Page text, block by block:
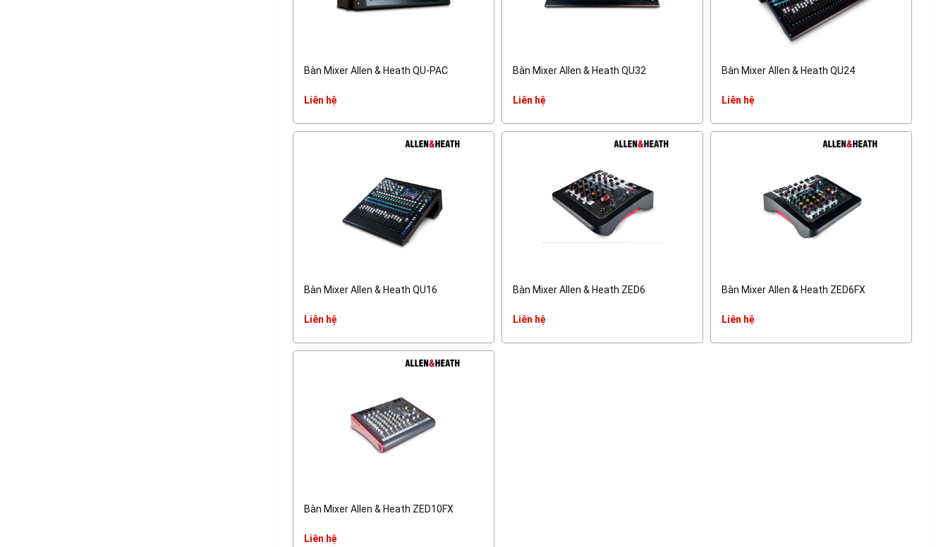
Bàn Mixer Allen & Heath QU-PAC
Liên hệ
Bàn Mixer Allen & Heath QU32
Liên hệ
Bàn Mixer Allen & Heath QU24
Liên hệ
Bàn Mixer Allen & Heath QU16
Liên hệ
Bàn Mixer Allen & Heath ZED6
Liên hệ
Bàn Mixer Allen & Heath ZED6FX
Liên hệ
Bàn Mixer Allen & Heath ZED10FX
Liên hệ